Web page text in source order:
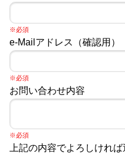
※必須
e-Mailアドレス（確認用）
※必須
お問い合わせ内容
※必須
上記の内容でよろしけれ